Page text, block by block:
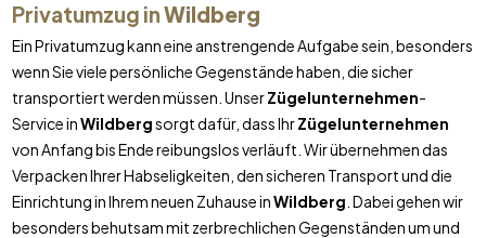
Privatumzug inWildberg
Ein Privatumzug kann eine anstrengende Aufgabe sein, besonders
wenn Sie viele persönliche Gegenstände haben, die sicher
transportiert werden müssen. UnserZügelunternehmen-
Service inWildbergsorgt dafür, dass IhrZügelunternehmen
von Anfang bis Ende reibungslos verläuft. Wir übernehmen das
Verpacken Ihrer Habseligkeiten, den sicheren Transport und die
Einrichtung in Ihrem neuen Zuhause inWildberg . Dabei gehen wir
besonders behutsam mit zerbrechlichen Gegenständen um und